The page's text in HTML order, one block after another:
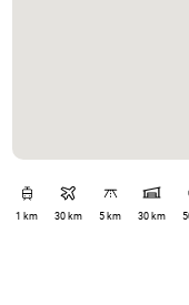
1 km 30 km 5 km 30 km